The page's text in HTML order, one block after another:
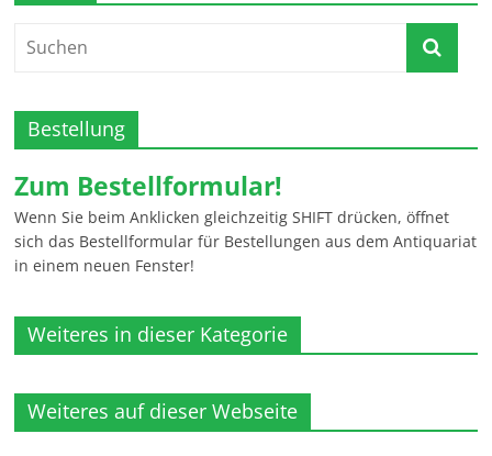
Bestellung
Zum Bestellformular!
Wenn Sie beim Anklicken gleichzeitig SHIFT drücken, öffnet
sich das Bestellformular für Bestellungen aus dem Antiquariat
in einem neuen Fenster!
Weiteres in dieser Kategorie
Weiteres auf dieser Webseite